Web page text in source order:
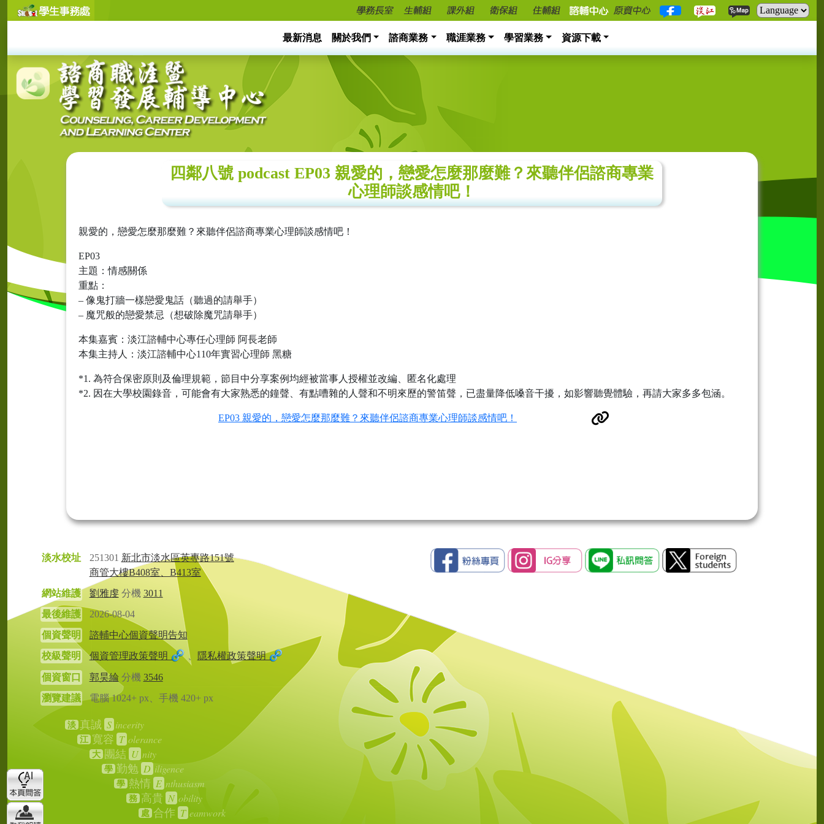
最新消息 關於我們 諮商業務 職涯業務 學習業務 資源下載
四鄰八號 podcast EP03 親愛的，戀愛怎麼那麼難？來聽伴侶諮商專業
心理師談感情吧！
親愛的，戀愛怎麼那麼難？來聽伴侶諮商專業心理師談感情吧！
EP03
主題：情感關係
重點：
– 像鬼打牆一樣戀愛鬼話（聽過的請舉手）
– 魔咒般的戀愛禁忌（想破除魔咒請舉手）
本集嘉賓：淡江諮輔中心專任心理師 阿長老師
本集主持人：淡江諮輔中心110年實習心理師 黑糖
*1. 為符合保密原則及倫理規範，節目中分享案例均經被當事人授權並改編、匿名化處理
*2. 因在大學校園錄音，可能會有大家熟悉的鐘聲、有點嘈雜的人聲和不明來歷的警笛聲，已盡量降低嗓音干擾，如影響聽覺體驗，再請大家多多包涵。
EP03 親愛的，戀愛怎麼那麼難？來聽伴侶諮商專業心理師談感情吧！
淡水校址 251301 新北市淡水區英專路151號
商管大樓B408室、B413室
網站維護
劉雅虔分機 3011
最後維護
2026-08-04
個資聲明
諮輔中心個資聲明告知
校級聲明
個資管理政策聲明 、 隱私權政策聲明
個資窗口 郭昊綸 分機 3546
瀏覽建議
電腦 1024+ px、手機 420+ px
淡 真誠 S incerity
江 寬容 T olerance
大 團結 U nity
學 勤勉 D iligence
學 熱情 E nthusiasm
務 高貴 N obility
處 合作 T eamwork